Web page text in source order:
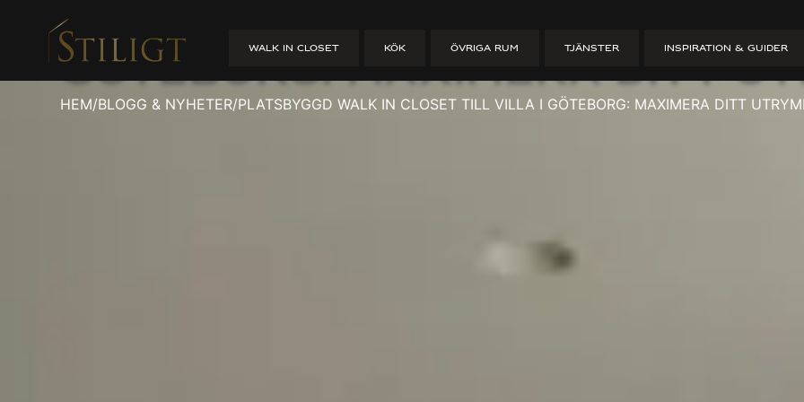
WALK IN CLOSET KÖK ÖVRIGA RUM TJÄNSTER INSPIRATION & GUIDER
Platsbyggd Walk in
Göteborg: Maximera Ditt
HEM/BLOGG & NYHETER/PLATSBYGGD WALK IN CLOSET TILL VILLA I GÖTEBORG: MAXIMERA DITT